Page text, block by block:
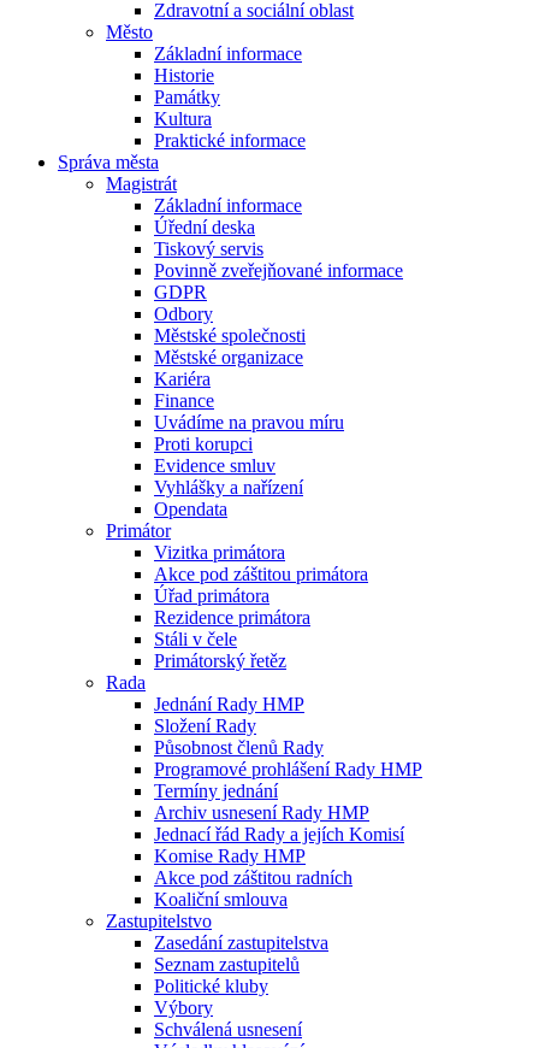
Zdravotní a sociální oblast
Město
Základní informace
Historie
Památky
Kultura
Praktické informace
Správa města
Magistrát
Základní informace
Úřední deska
Tiskový servis
Povinně zveřejňované informace
GDPR
Odbory
Městské společnosti
Městské organizace
Kariéra
Finance
Uvádíme na pravou míru
Proti korupci
Evidence smluv
Vyhlášky a nařízení
Opendata
Primátor
Vizitka primátora
Akce pod záštitou primátora
Úřad primátora
Rezidence primátora
Stáli v čele
Primátorský řetěz
Rada
Jednání Rady HMP
Složení Rady
Působnost členů Rady
Programové prohlášení Rady HMP
Termíny jednání
Archiv usnesení Rady HMP
Jednací řád Rady a jejích Komisí
Komise Rady HMP
Akce pod záštitou radních
Koaliční smlouva
Zastupitelstvo
Zasedání zastupitelstva
Seznam zastupitelů
Politické kluby
Výbory
Schválená usnesení